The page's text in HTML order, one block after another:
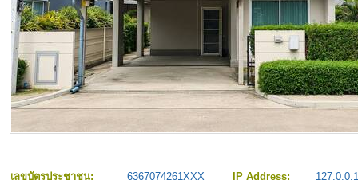
เลขบัตรประชาชน: 6367074261XXX IP Address:
127.0.0.1